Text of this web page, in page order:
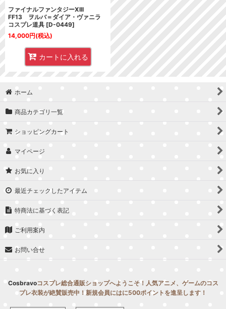
ファイナルファンタジーXIII
FF13 ヲルバ＝ダイア・ヴァニラ
コスプレ道具 [D-0449]
14,000円(税込)
カートに入れる
ホーム
商品カテゴリ一覧
ショッピングカート
マイページ
お気に入り
最近チェックしたアイテム
特商法に基づく表記
ご利用案内
お問い合せ
Cosbravoコスプレ総合通販ショップへようこそ！人気アニメ、ゲームのコス
プレ衣装が絶賛販売中！新規会員にはに500ポイントを進呈します！